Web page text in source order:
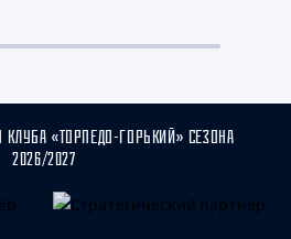
«ТОРПЕДО-ГОРЬКИЙ» СЕЗОНА
2026/2027